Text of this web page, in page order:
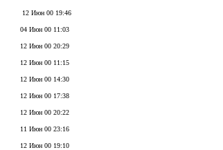
12 Июн 00 19:46
04 Июн 00 11:03
12 Июн 00 20:29
12 Июн 00 11:15
12 Июн 00 14:30
12 Июн 00 17:38
12 Июн 00 20:22
11 Июн 00 23:16
12 Июн 00 19:10